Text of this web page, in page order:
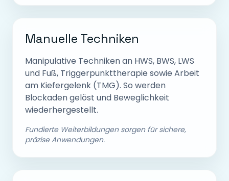
Manuelle Techniken
Manipulative Techniken an HWS, BWS, LWS
und Fuß, Triggerpunkttherapie sowie Arbeit
am Kiefergelenk (TMG). So werden
Blockaden gelöst und Beweglichkeit
wiederhergestellt.
Fundierte Weiterbildungen sorgen für sichere,
präzise Anwendungen.